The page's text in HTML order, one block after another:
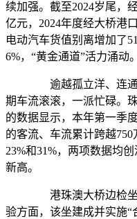
续加强。截至2024岁尾，
亿元，2024年度经大桥港
电动汽车货值别离增加了
6%，“黄金通道”活力涌动
逾越孤立洋、连通
期车流滚滚，一派忙碌。
的数据显示，本年第一季
的客流、车流累计跨越
23%和31%，两项数据均
新高。
港珠澳大桥边检坐
验方面，该坐建成并实施